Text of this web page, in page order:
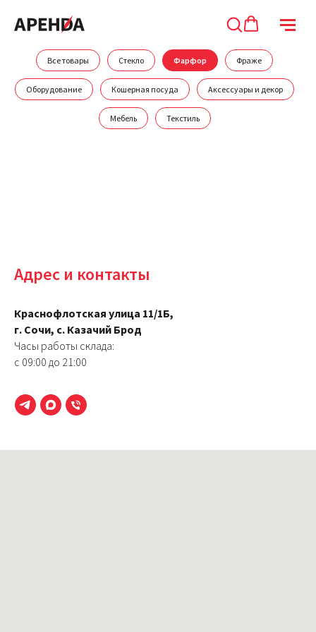
Все товары Стекло Фарфор Фраже
Оборудование Кошерная посуда Аксессуары и декор
Мебель Текстиль
Адрес и контакты
Краснофлотская улица 11/1Б,
г. Сочи, с. Казачий Брод
Часы работы склада:
с 09:00 до 21:00